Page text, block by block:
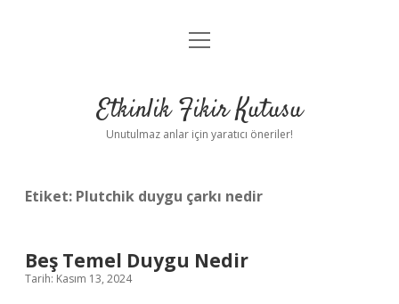
Anasayfa
Yasal Uyarı
menüyü
Etkinlik Fikir Kutusu
Unutulmaz anlar için yaratıcı öneriler!
Etiket: Plutchik duygu çarkı nedir
Beş Temel Duygu Nedir
Tarih: Kasım 13, 2024